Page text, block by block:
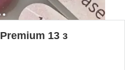
13 з